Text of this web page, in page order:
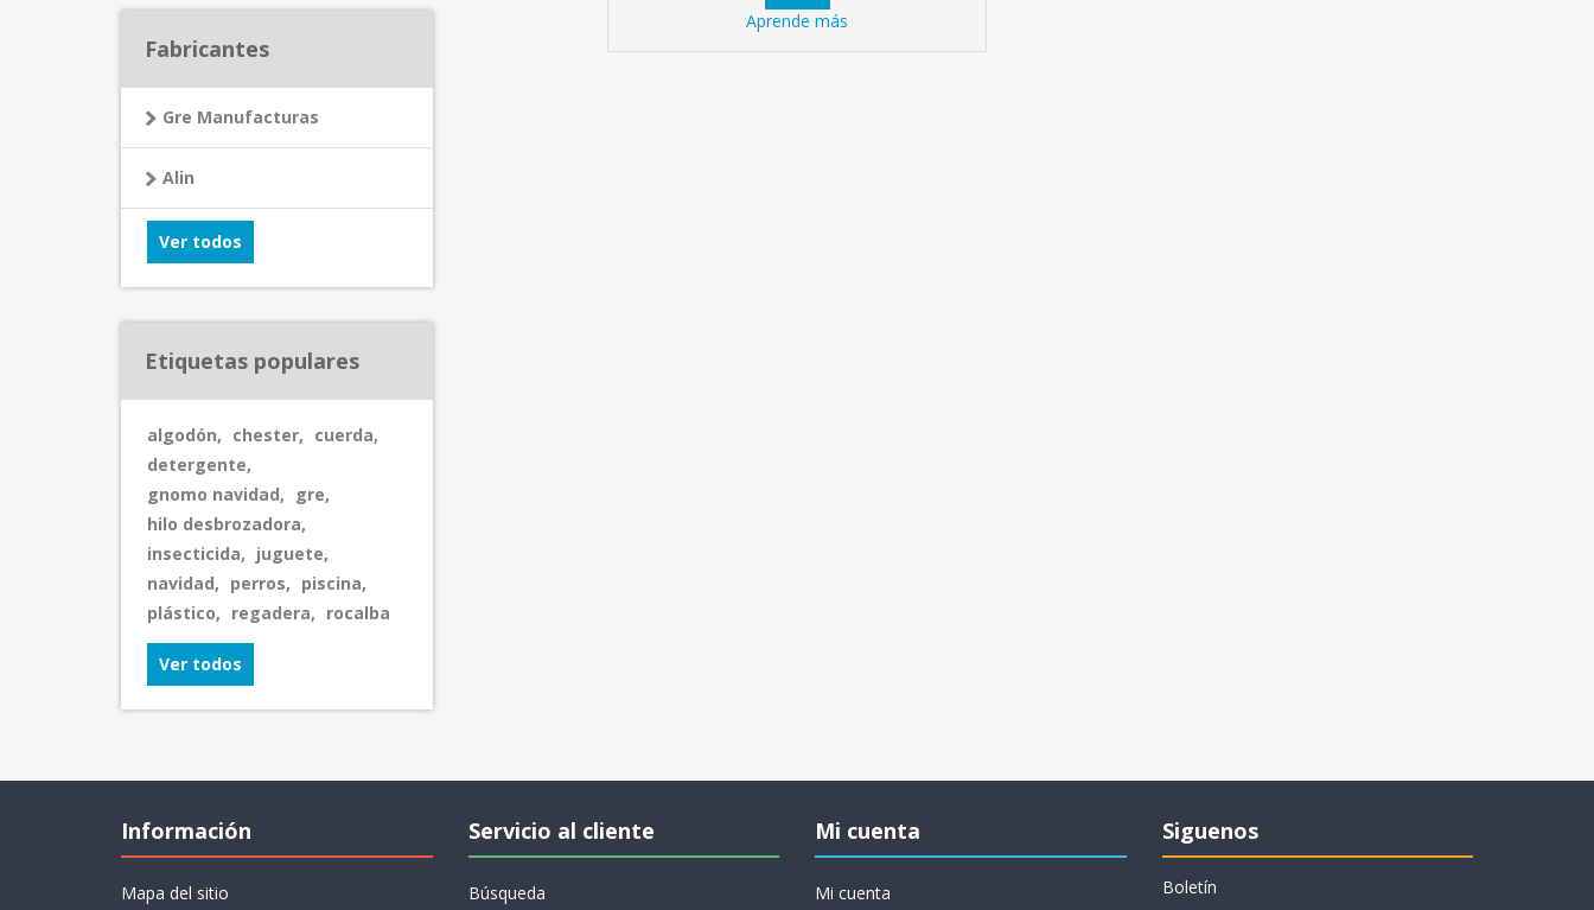
Fabricantes
Gre Manufacturas
Alin
Ver todos
Etiquetas populares
algodón, chester, cuerda,
detergente,
gnomo navidad, gre,
hilo desbrozadora,
insecticida, juguete,
navidad, perros, piscina,
plástico, regadera, rocalba
Ver todos
Información
Mapa del sitio
Servicio al cliente
Búsqueda
Mi cuenta
Mi cuenta
Siguenos
Boletín
Aprende más